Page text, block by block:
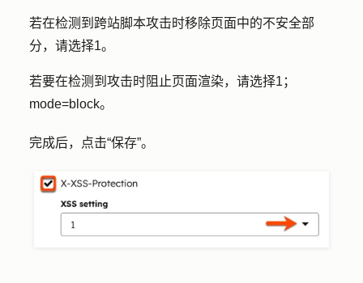
若在检测到跨站脚本攻击时移除页面中的不安全部
分，请选择1。
若要在检测到攻击时阻止页面渲染，请选择1；
mode=block。
完成后，点击“保存”。